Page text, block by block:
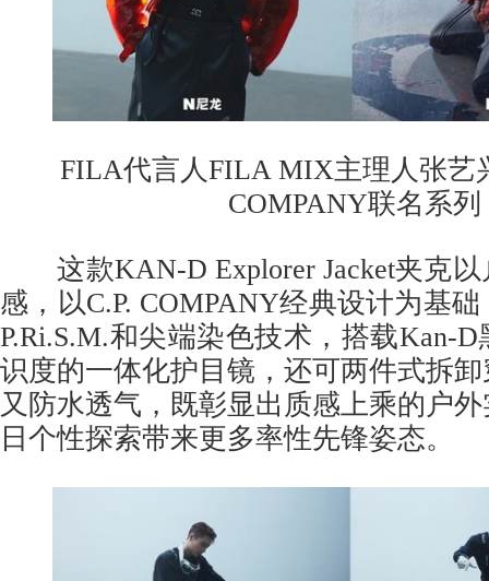
FILA代言人FILA MIX主理人张艺
COMPANY联名系列
这款KAN-D Explorer Jacket夹克以
感，以C.P. COMPANY经典设计为基
P.Ri.S.M.和尖端染色技术，搭载Kan-
识度的一体化护目镜，还可两件式拆
又防水透气，既彰显出质感上乘的户
日个性探索带来更多率性先锋姿态。